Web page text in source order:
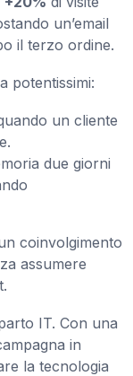
un’email
il terzo ordine.
potentissimi:
un cliente
due giorni
coinvolgimento
assumere
IT. Con una
in
la tecnologia